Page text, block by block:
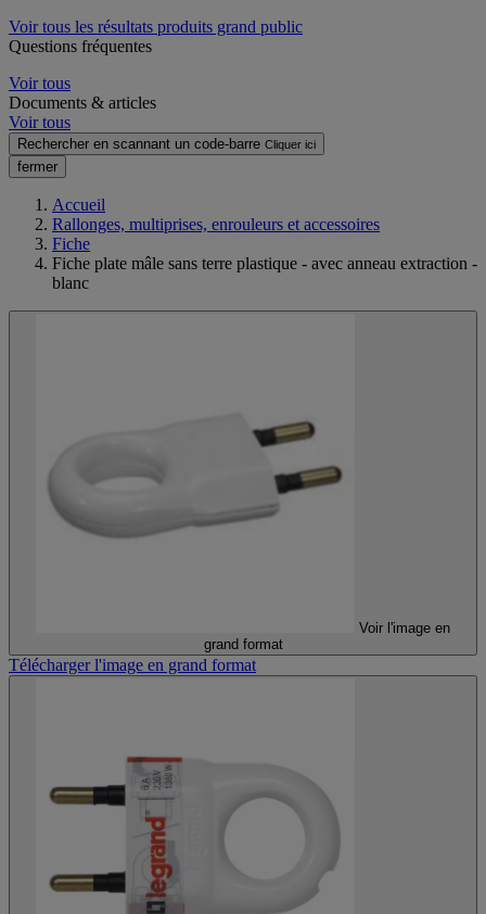
Voir tous les résultats produits grand public
Questions fréquentes
Voir tous
Documents & articles
Voir tous
Rechercher en scannant un code-barre Cliquer ici
fermer
Accueil
Rallonges, multiprises, enrouleurs et accessoires
Fiche
Fiche plate mâle sans terre plastique - avec anneau extraction -
blanc
Voir l'image en
grand format
Télécharger l'image en grand format